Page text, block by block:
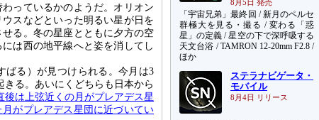
っているかのようだ。オリオン
スなどといった明るい星が日を
る。冬の星座とともに夕方の空
は西の地平線へと姿を消してし
ばる）が見つけられる。今月は3
きる。あいにくどちらも日本から
後は上弦近くの月がプレアデス星
がプレアデス星団に近づいてい
8月5日 発売
「宇宙兄弟」最終回 / 新月のペルセ
群極大を見る・撮る / 変わる「惑
星」の定義 / 星空の下で深呼吸する
天文台浴 / TAMRON 12-20mm F2.8 /
ほか
ステラナビゲータ・
モバイル
8月4日 リリース